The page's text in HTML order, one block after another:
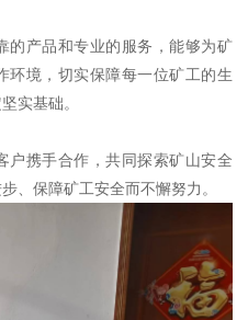
的产品和专业的服务，能够为矿
环境，切实保障每一位矿工的生
实基础。
户携手合作，共同探索矿山安全
、保障矿工安全而不懈努力。